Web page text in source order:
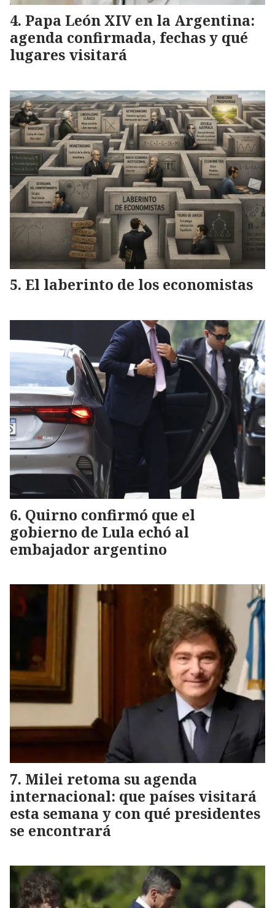
Papa León XIV en la Argentina:
agenda confirmada, fechas y qué
lugares visitará
El laberinto de los economistas
Quirno confirmó que el
gobierno de Lula echó al
embajador argentino
Milei retoma su agenda
internacional: que países visitará
esta semana y con qué presidentes
se encontrará